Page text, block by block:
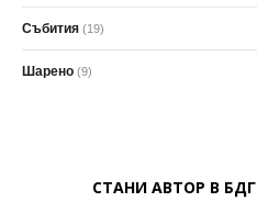
Събития (19)
Шарено (9)
СТАНИ АВТОР В БДГ